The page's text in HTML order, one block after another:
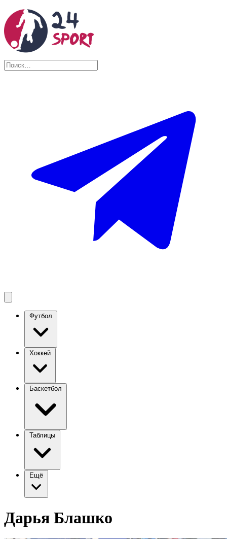
Футбол
Хоккей
Баскетбол
Таблицы
Ещё
Дарья Блашко